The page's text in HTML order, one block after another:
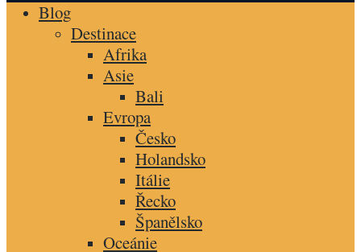
Blog
Destinace
Afrika
Asie
Bali
Evropa
Česko
Holandsko
Itálie
Řecko
Španělsko
Oceánie